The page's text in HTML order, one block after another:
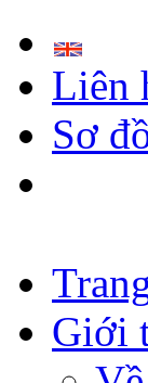
Liên
Sơ
Giới